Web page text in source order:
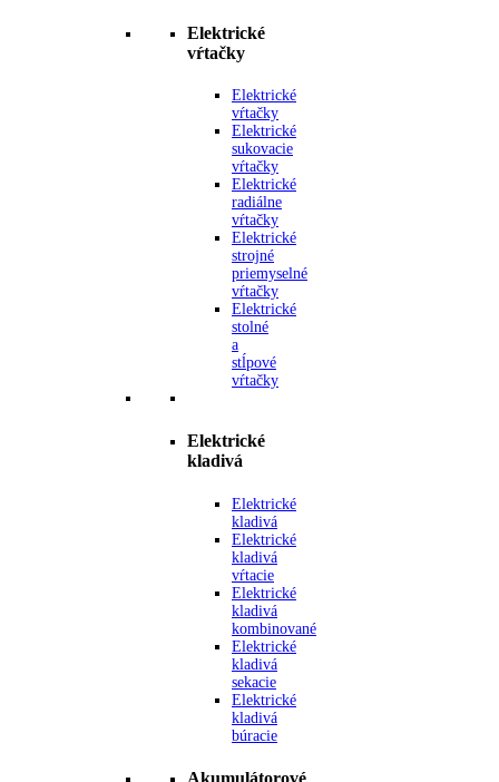
Elektrické
vŕtačky
Elektrické
vŕtačky
Elektrické
sukovacie
vŕtačky
Elektrické
radiálne
vŕtačky
Elektrické
strojné
priemyselné
vŕtačky
Elektrické
stolné
a
stĺpové
vŕtačky
Elektrické
kladivá
Elektrické
kladivá
Elektrické
kladivá
vŕtacie
Elektrické
kladivá
kombinované
Elektrické
kladivá
sekacie
Elektrické
kladivá
búracie
Akumulátorové